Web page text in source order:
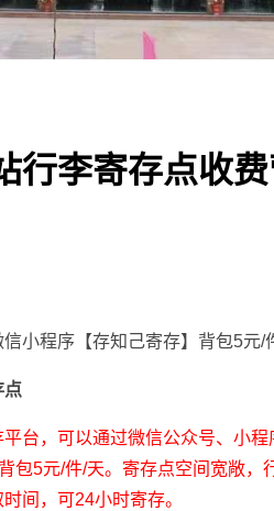
行李寄存点收
小程序【存知己寄存】背包5元/
点
台，可以通过微信公众号、小
包5元/件/天。寄存点空间宽敞，
间，可24小时寄存。